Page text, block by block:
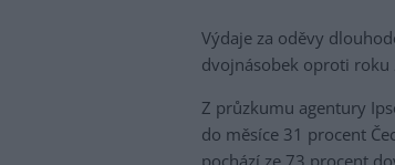
Výdaje za oděvy
dvojnásobek oproti roku
Z průzkumu agentury
do měsíce 31 procent